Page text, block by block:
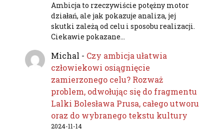
Ambicja to rzeczywiście potężny motor
działań, ale jak pokazuje analiza, jej
skutki zależą od celu i sposobu realizacji.
Ciekawie pokazane…
Michal - Czy ambicja ułatwia
człowiekowi osiągnięcie
zamierzonego celu? Rozważ
problem, odwołując się do fragmentu
Lalki Bolesława Prusa, całego utworu
oraz do wybranego tekstu kultury
2024-11-14